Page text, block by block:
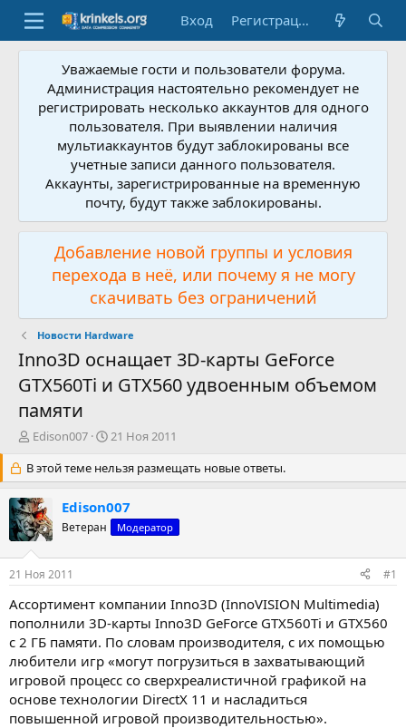
Вход Регистрация
Уважаемые гости и пользователи форума.
Администрация настоятельно рекомендует не
регистрировать несколько аккаунтов для одного
пользователя. При выявлении наличия
мультиаккаунтов будут заблокированы все
учетные записи данного пользователя.
Аккаунты, зарегистрированные на временную
почту, будут также заблокированы.
Добавление новой группы и условия
перехода в неё, или почему я не могу
скачивать без ограничений
Новости Hardware
Inno3D оснащает 3D-карты GeForce
GTX560Ti и GTX560 удвоенным объемом
памяти
А
т
о
р
т
е
м
Edison007
Д
т
а
н
а
ч
а
21 Ноя 2011
В этой теме нельзя размещать новые ответы.
Edison007
Ветеран Модератор
21 Ноя 2011 #1
Ассортимент компании Inno3D (InnoVISION Multimedia)
пополнили 3D-карты Inno3D GeForce GTX560Ti и GTX560
с 2 ГБ памяти. По словам производителя, с их помощью
любители игр «могут погрузиться в захватывающий
игровой процесс со сверхреалистичной графикой на
основе технологии DirectX 11 и насладиться
повышенной игровой производительностью».